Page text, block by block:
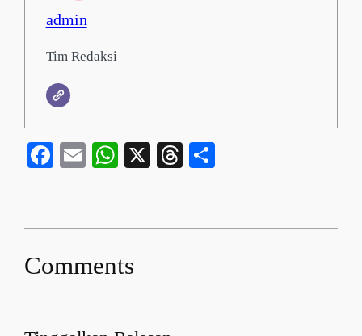
admin
Tim Redaksi
Facebook
EmailWhatsApp
X Threads
Comments